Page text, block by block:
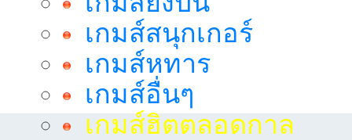
เกมส์สนุกเกอร์
เกมส์หทาร
เกมส์อื่นๆ
เกมส์ฮิตตลอดกาล